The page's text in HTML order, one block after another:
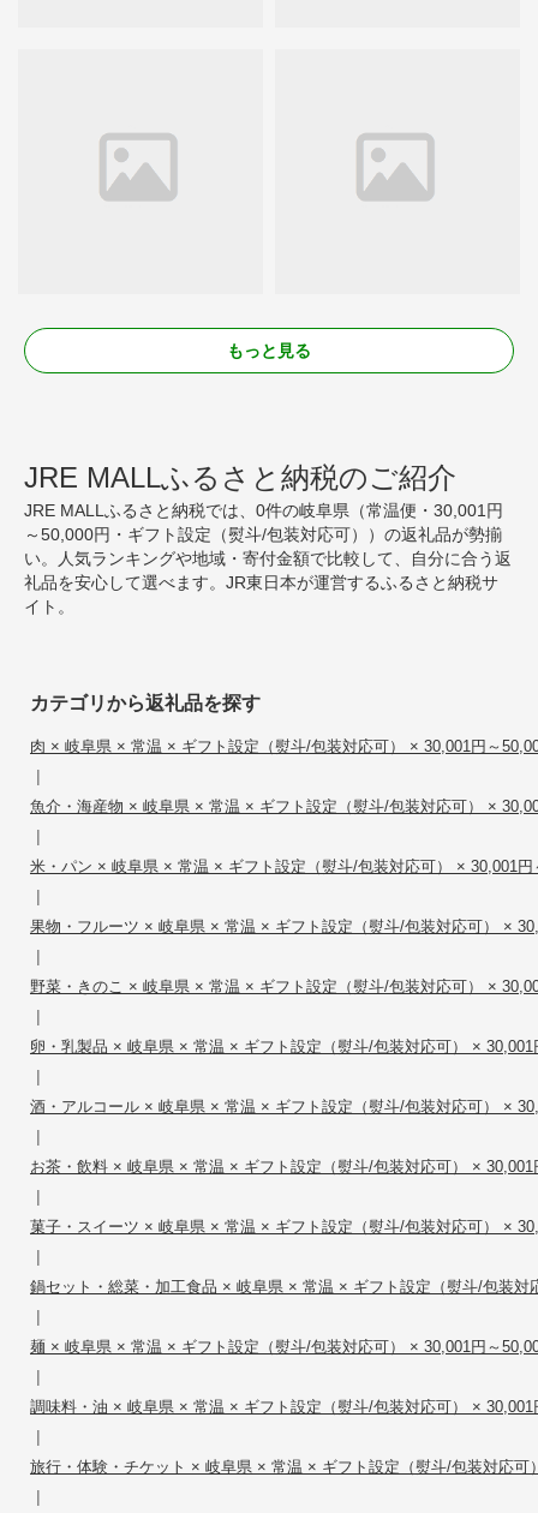
もっと見る
JRE MALLふるさと納税のご紹介
JRE MALLふるさと納税では、0件の岐阜県（常温便・30,001円
～50,000円・ギフト設定（熨斗/包装対応可））の返礼品が勢揃
い。人気ランキングや地域・寄付金額で比較して、自分に合う返
礼品を安心して選べます。JR東日本が運営するふるさと納税サ
イト。
カテゴリから返礼品を探す
肉 × 岐阜県 × 常温 × ギフト設定（熨斗/包装対応可） × 30,001円～
|
魚介・海産物 × 岐阜県 × 常温 × ギフト設定（熨斗/包装対応可） ×
|
米・パン × 岐阜県 × 常温 × ギフト設定（熨斗/包装対応可） × 30,001円
|
果物・フルーツ × 岐阜県 × 常温 × ギフト設定（熨斗/包装対応可） ×
|
野菜・きのこ × 岐阜県 × 常温 × ギフト設定（熨斗/包装対応可） ×
|
卵・乳製品 × 岐阜県 × 常温 × ギフト設定（熨斗/包装対応可） × 30,001
|
酒・アルコール × 岐阜県 × 常温 × ギフト設定（熨斗/包装対応可） ×
|
お茶・飲料 × 岐阜県 × 常温 × ギフト設定（熨斗/包装対応可） × 30,001
|
菓子・スイーツ × 岐阜県 × 常温 × ギフト設定（熨斗/包装対応可） ×
|
鍋セット・総菜・加工食品 × 岐阜県 × 常温 × ギフト設定（熨斗/包装対
|
麺 × 岐阜県 × 常温 × ギフト設定（熨斗/包装対応可） × 30,001円～
|
調味料・油 × 岐阜県 × 常温 × ギフト設定（熨斗/包装対応可） × 30,001
|
旅行・体験・チケット × 岐阜県 × 常温 × ギフト設定（熨斗/包装対応可
|